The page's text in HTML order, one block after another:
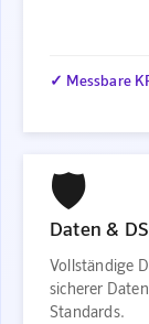
✓ Messbare
🛡️
Daten &
Vollständige
sicherer
Standards.